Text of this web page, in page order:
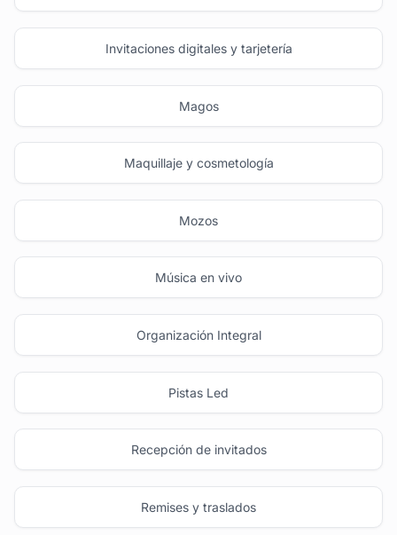
Invitaciones digitales y tarjetería
Magos
Maquillaje y cosmetología
Mozos
Música en vivo
Organización Integral
Pistas Led
Recepción de invitados
Remises y traslados